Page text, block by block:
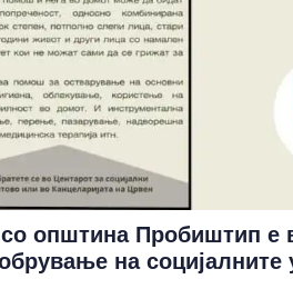
општина Пробиштип е
на социјалните